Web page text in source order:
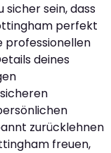
sicher sein, dass
perfekt
professionellen
deines
zurücklehnen
freuen,